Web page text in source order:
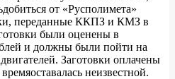
от «Русполимета»
переданные ККПЗ и КМЗ в
были оценены в
и должны были пойти на
Заготовки оплачены
неизвестной.